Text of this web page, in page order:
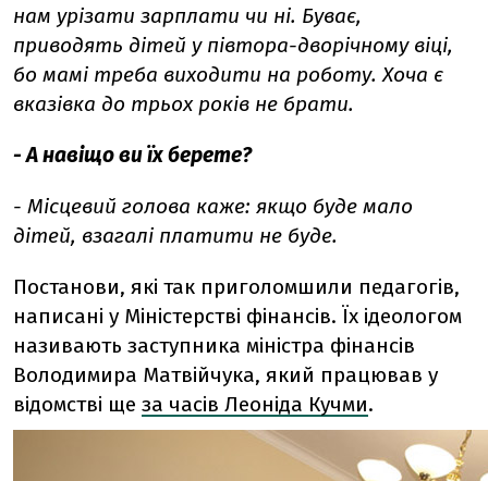
нам урізати зарплати чи ні. Буває,
приводять дітей у півтора-дворічному віці,
бо мамі треба виходити на роботу. Хоча є
вказівка до трьох років не брати.
- А навіщо ви їх берете?
- Місцевий голова каже: якщо буде мало
дітей, взагалі платити не буде.
Постанови, які так приголомшили педагогів,
написані у Міністерстві фінансів. Їх ідеологом
називають заступника міністра фінансів
Володимира Матвійчука, який працював у
відомстві ще за часів Леоніда Кучми.